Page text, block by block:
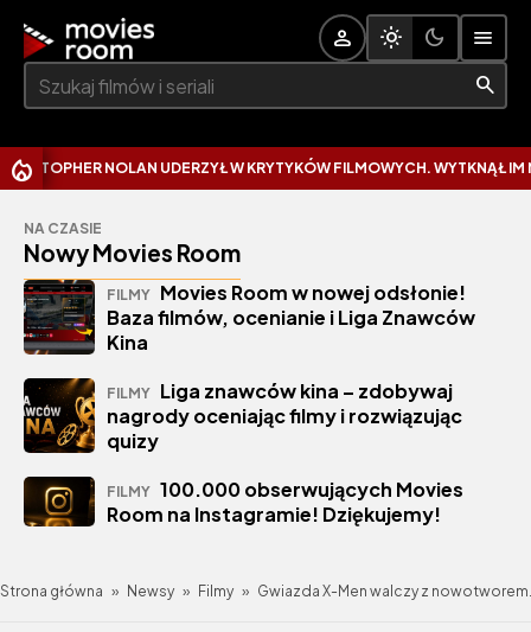
Szukaj:
NOLAN UDERZYŁ W KRYTYKÓW FILMOWYCH. WYTKNĄŁ IM
NA CZASIE
Nowy Movies Room
FILMY Movies Room w nowej odsłonie!
Baza filmów, ocenianie i Liga Znawców
Kina
FILMY Liga znawców kina – zdobywaj
nagrody oceniając filmy i rozwiązując
quizy
FILMY 100.000 obserwujących Movies
Room na Instagramie! Dziękujemy!
Strona główna » Newsy » Filmy » Gwiazda X-Men walczy z